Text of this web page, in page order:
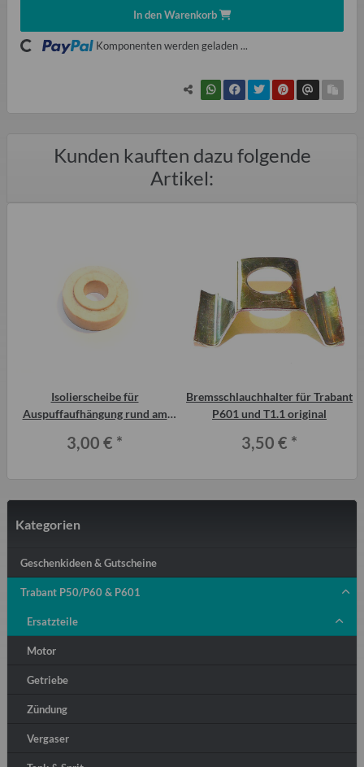
In den Warenkorb
Komponenten werden geladen ...
Kunden kauften dazu folgende
Artikel:
Isolierscheibe für
Auspuffaufhängung rund am
3,00 € *
Bremsschlauchhalter für Trabant
P601 und T1.1 original
3,50 € *
Kategorien
Geschenkideen & Gutscheine
Trabant P50/P60 & P601
Ersatzteile
Motor
Getriebe
Zündung
Vergaser